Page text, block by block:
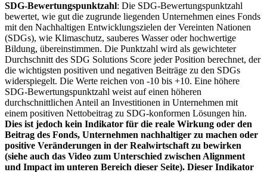
SDG-Bewertungspunktzahl: Die SDG-Bewertungspunktzahl
bewertet, wie gut die zugrunde liegenden Unternehmen eines Fonds
mit den Nachhaltigen Entwicklungszielen der Vereinten Nationen
(SDGs), wie Klimaschutz, sauberes Wasser oder hochwertige
Bildung, übereinstimmen. Die Punktzahl wird als gewichteter
Durchschnitt des SDG Solutions Score jeder Position berechnet, der
die wichtigsten positiven und negativen Beiträge zu den SDGs
widerspiegelt. Die Werte reichen von -10 bis +10. Eine höhere
SDG-Bewertungspunktzahl weist auf einen höheren
durchschnittlichen Anteil an Investitionen in Unternehmen mit
einem positiven Nettobeitrag zu SDG-konformen Lösungen hin.
Dies ist jedoch kein Indikator für die reale Wirkung oder den
Beitrag des Fonds, Unternehmen nachhaltiger zu machen oder
positive Veränderungen in der Realwirtschaft zu bewirken
(siehe auch das Video zum Unterschied zwischen Alignment
und Impact im unteren Bereich dieser Seite). Dieser Indikator